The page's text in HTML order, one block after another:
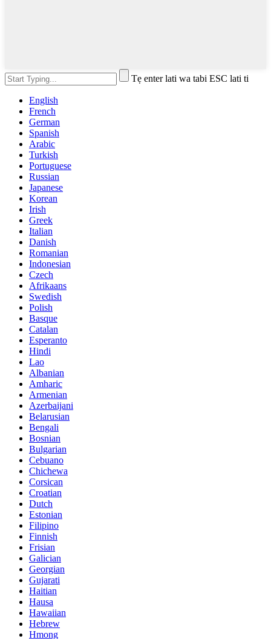
Tẹ enter lati wa tabi ESC lati ti
English
French
German
Spanish
Arabic
Turkish
Portuguese
Russian
Japanese
Korean
Irish
Greek
Italian
Danish
Romanian
Indonesian
Czech
Afrikaans
Swedish
Polish
Basque
Catalan
Esperanto
Hindi
Lao
Albanian
Amharic
Armenian
Azerbaijani
Belarusian
Bengali
Bosnian
Bulgarian
Cebuano
Chichewa
Corsican
Croatian
Dutch
Estonian
Filipino
Finnish
Frisian
Galician
Georgian
Gujarati
Haitian
Hausa
Hawaiian
Hebrew
Hmong